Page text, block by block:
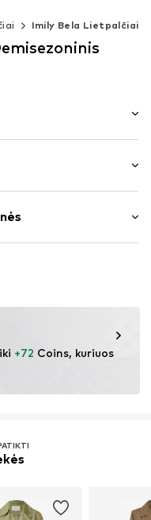
Imily Bela Lietpalčiai
+72 Coins, kuriuos